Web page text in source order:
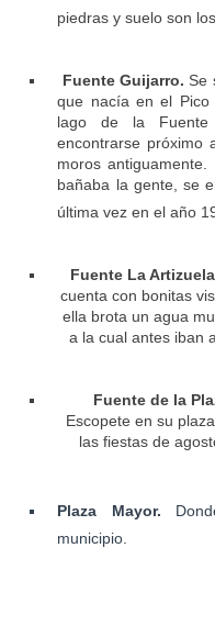
piedras y suelo son
Fuente Guijarro. Se
que nacía en el
lago de la
encontrarse próximo
moros
bañaba la gente, se
última vez en el año
Fuente La
cuenta con bonitas
ella brota un agua
a la cual antes iban
Fuente de la
Escopete en su
las fiestas de
Plaza Mayor.
municipio.